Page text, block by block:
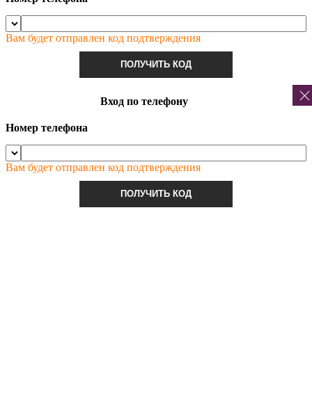
Вам будет отправлен код подтверждения
ПОЛУЧИТЬ КОД
Вход по телефону
Номер телефона
Вам будет отправлен код подтверждения
ПОЛУЧИТЬ КОД